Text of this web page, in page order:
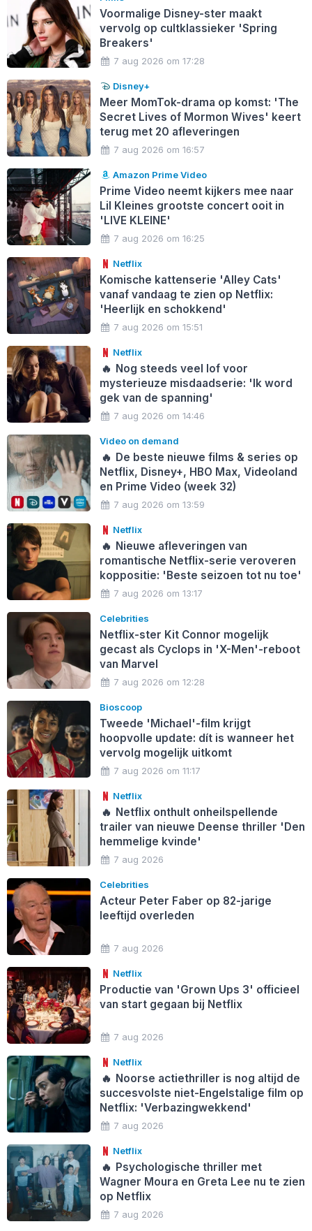
Voormalige Disney-ster maakt
vervolg op cultklassieker 'Spring
Breakers'
7 aug 2026 om 17:28
Disney+
Meer MomTok-drama op komst: 'The
Secret Lives of Mormon Wives' keert
terug met 20 afleveringen
7 aug 2026 om 16:57
Amazon Prime Video
Prime Video neemt kijkers mee naar
Lil Kleines grootste concert ooit in
'LIVE KLEINE'
7 aug 2026 om 16:25
Netflix
Komische kattenserie 'Alley Cats'
vanaf vandaag te zien op Netflix:
'Heerlijk en schokkend'
7 aug 2026 om 15:51
Netflix
🔥 Nog steeds veel lof voor
mysterieuze misdaadserie: 'Ik word
gek van de spanning'
7 aug 2026 om 14:46
Video on demand
🔥 De beste nieuwe films & series op
Netflix, Disney+, HBO Max, Videoland
en Prime Video (week 32)
7 aug 2026 om 13:59
Netflix
🔥 Nieuwe afleveringen van
romantische Netflix-serie veroveren
koppositie: 'Beste seizoen tot nu toe'
7 aug 2026 om 13:17
Celebrities
Netflix-ster Kit Connor mogelijk
gecast als Cyclops in 'X-Men'-reboot
van Marvel
7 aug 2026 om 12:28
Bioscoop
Tweede 'Michael'-film krijgt
hoopvolle update: dít is wanneer het
vervolg mogelijk uitkomt
7 aug 2026 om 11:17
Netflix
🔥 Netflix onthult onheilspellende
trailer van nieuwe Deense thriller 'Den
hemmelige kvinde'
7 aug 2026
Celebrities
Acteur Peter Faber op 82-jarige
leeftijd overleden
7 aug 2026
Netflix
Productie van 'Grown Ups 3' officieel
van start gegaan bij Netflix
7 aug 2026
Netflix
🔥 Noorse actiethriller is nog altijd de
succesvolste niet-Engelstalige film op
Netflix: 'Verbazingwekkend'
7 aug 2026
Netflix
🔥 Psychologische thriller met
Wagner Moura en Greta Lee nu te zien
op Netflix
7 aug 2026